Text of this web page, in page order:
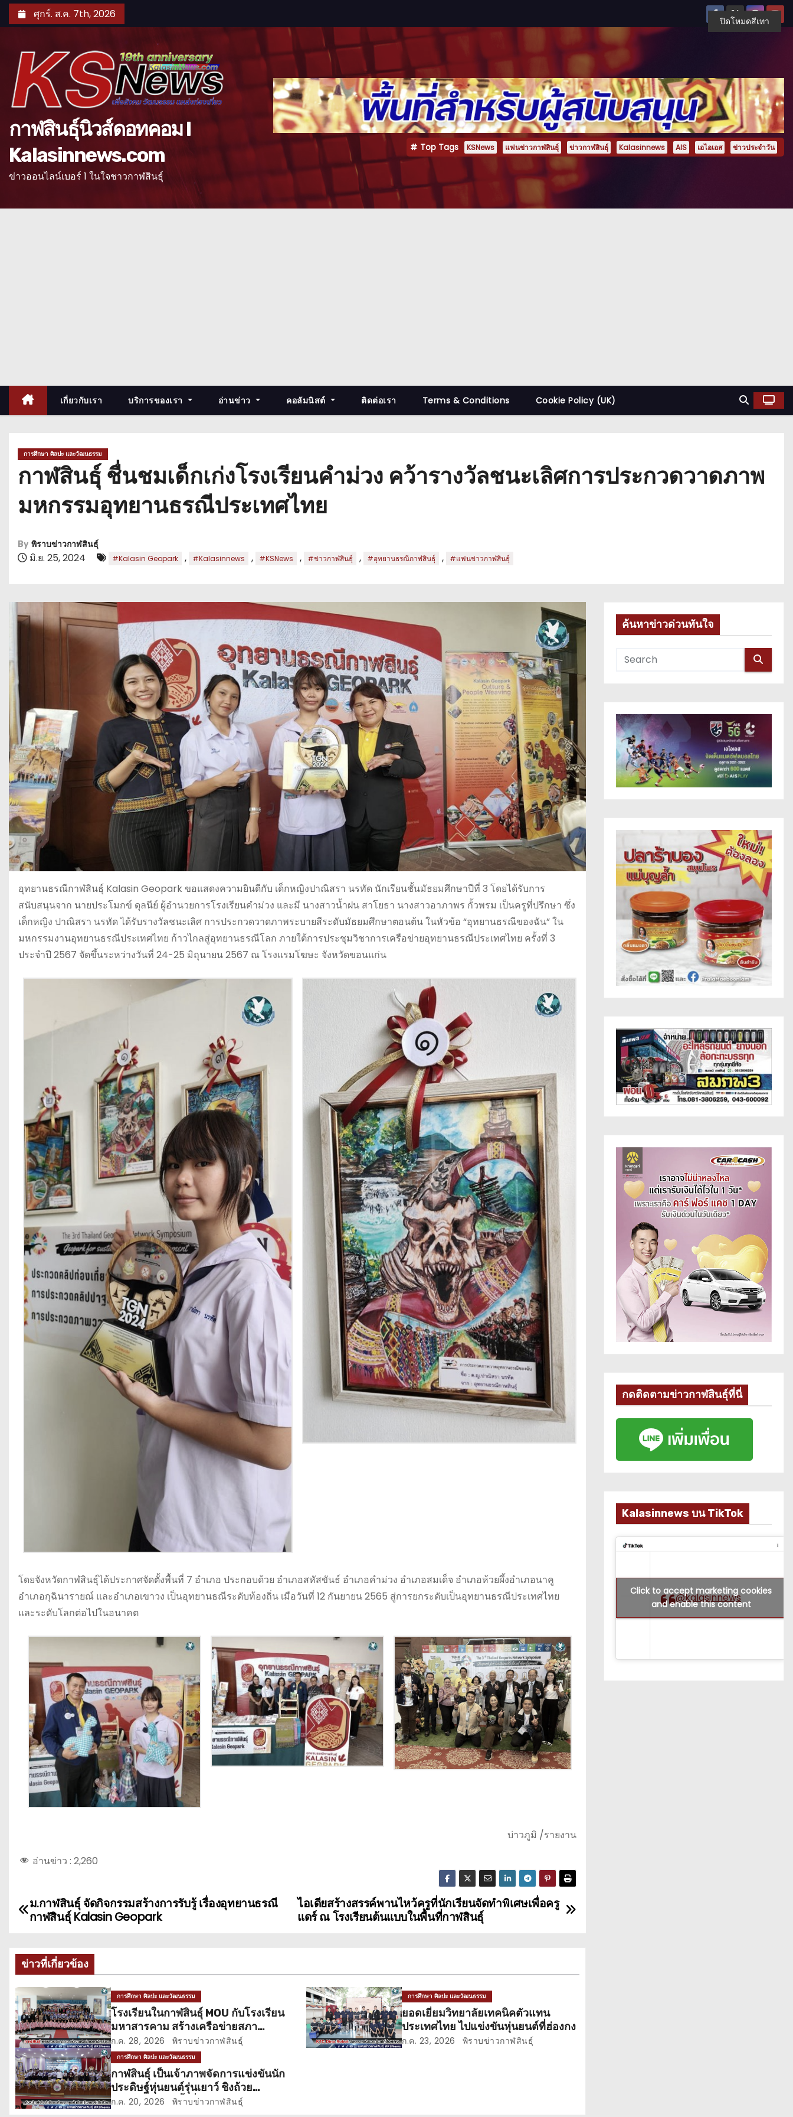
k
t
ศุกร์. ส.ค. 7th, 2026
กาฬสินธุ์นิวส์ดอทคอม l
Kalasinnews.com
ข่าวออนไลน์เบอร์ 1 ในใจชาวกาฬสินธุ์
Top Tags KSNews แฟนข่าวกาฬสินธุ์ ข่าวกาฬสินธุ์ Kalasinnews AIS เอไอเอส ข่าวประจำวัน
เกี่ยวกับเรา บริการของเรา อ่านข่าว คอลัมนิสต์ ติดต่อเรา Terms & Conditions Cookie Policy (UK)
การศึกษา ศิลปะ และวัฒนธรรม
กาฬสินธุ์ ชื่นชมเด็กเก่งโรงเรียนคำม่วง คว้ารางวัลชนะเลิศการประกวดวาดภาพ
มหกรรมอุทยานธรณีประเทศไทย
By พิราบข่าวกาฬสินธุ์
มิ.ย. 25, 2024 #Kalasin Geopark , #Kalasinnews , #KSNews , #ข่าวกาฬสินธุ์ , #อุทยานธรณีกาฬสินธุ์ , #แฟนข่าวกาฬสินธุ์
อุทยานธรณีกาฬสินธุ์ Kalasin Geopark ขอแสดงความยินดีกับ เด็กหญิงปาณิสรา นรทัด นักเรียนชั้นมัธยมศึกษาปีที่ 3 โดยได้รับการ
สนับสนุนจาก นายประโมกข์ ดุลนีย์ ผู้อำนวยการโรงเรียนคำม่วง และมี นางสาวน้ำฝน สาโยธา นางสาวอาภาพร กั้วพรม เป็นครูที่ปรึกษา ซึ่ง
เด็กหญิง ปาณิสรา นรทัด ได้รับรางวัลชนะเลิศ การประกวดวาดภาพระบายสีระดับมัธยมศึกษาตอนต้น ในหัวข้อ “อุทยานธรณีของฉัน” ใน
มหกรรมงานอุทยานธรณีประเทศไทย ก้าวไกลสู่อุทยานธรณีโลก ภายใต้การประชุมวิชาการเครือข่ายอุทยานธรณีประเทศไทย ครั้งที่ 3
ประจำปี 2567 จัดขึ้นระหว่างวันที่ 24-25 มิถุนายน 2567 ณ โรงแรมโฆษะ จังหวัดขอนแก่น
โดยจังหวัดกาฬสินธุ์ได้ประกาศจัดตั้งพื้นที่ 7 อำเภอ ประกอบด้วย อำเภอสหัสขันธ์ อำเภอคำม่วง อำเภอสมเด็จ อำเภอห้วยผึ้งอำเภอนาคู
อำเภอกุฉินารายณ์ และอำเภอเขาวง เป็นอุทยานธณีระดับท้องถิ่น เมือวันที่ 12 กันยายน 2565 สู่การยกระดับเป็นอุทยานธรณีประเทศไทย
และระดับโลกต่อไปในอนาคต
บ่าวภูมิ /รายงาน
อ่านข่าว : 2,260
แ
ะ
แ
น
ว
เ
รื่
อ
ไอเดียสร้างสรรค์พานไหว้ครูที่นักเรียนจัดทำพิเศษเพื่อครู
แดร์ ณ โรงเรียนต้นแบบในพื้นที่กาฬสินธุ์
ม.กาฬสินธุ์ จัดกิจกรรมสร้างการรับรู้ เรื่องอุทยานธรณี
กาฬสินธุ์ Kalasin Geopark
ข่าวที่เกี่ยวข้อง
การศึกษา ศิลปะ และวัฒนธรรม
โรงเรียนในกาฬสินธุ์ MOU กับโรงเรียน
มหาสารคาม สร้างเครือข่ายสภา
นักเรียน
ก.ค. 28, 2026 พิราบข่าวกาฬสินธุ์
การศึกษา ศิลปะ และวัฒนธรรม
ยอดเยี่ยมวิทยาลัยเทคนิคตัวแทน
ประเทศไทย ไปแข่งขันหุ่นยนต์ที่ฮ่องกง
ก.ค. 23, 2026 พิราบข่าวกาฬสินธุ์
การศึกษา ศิลปะ และวัฒนธรรม
กาฬสินธุ์ เป็นเจ้าภาพจัดการแข่งขันนัก
ประดิษฐ์หุ่นยนต์รุ่นเยาว์ ชิงถ้วย
พระราชทาน ครั้งที่ 11
ก.ค. 20, 2026 พิราบข่าวกาฬสินธุ์
ค้นหาข่าวด่วนทันใจ
กดติดตามข่าวกาฬสินธุ์ที่นี่
Kalasinnews บน TikTok
@kalasinnews
Click to accept marketing cookies
and enable this content
ปิดโหมดสีเทา